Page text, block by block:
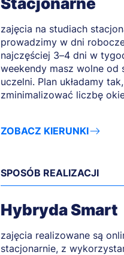
zajęcia na studiach
prowadzimy w dni
najczęściej 3–4 dni w
weekendy masz wolne od
uczelni. Plan układamy
zminimalizować liczbę
ZOBACZ KIERUNKI
SPOSÓB REALIZACJI
Hybryda Smart
zajęcia realizowane są
stacjonarnie, z